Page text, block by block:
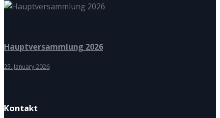
Hauptversammlung 2026
25. January 2026
Kontakt